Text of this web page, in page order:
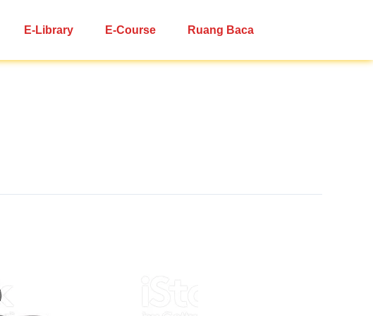
E-Library E-Course Ruang Baca